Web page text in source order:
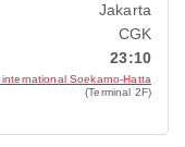
Jakarta
CGK
23:10
Soekarno-Hatta
(Terminal 2F)